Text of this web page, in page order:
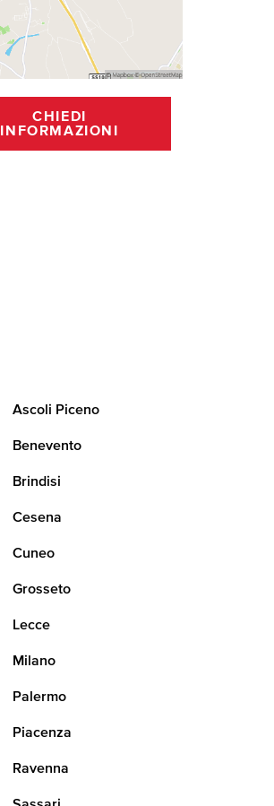
CHIEDI
INFORMAZIONI
Ascoli Piceno
Benevento
Brindisi
Cesena
Cuneo
Grosseto
Lecce
Milano
Palermo
Piacenza
Ravenna